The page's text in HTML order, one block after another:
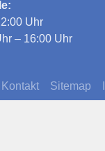
Uhr
– 16:00 Uhr
Kontakt Sitemap